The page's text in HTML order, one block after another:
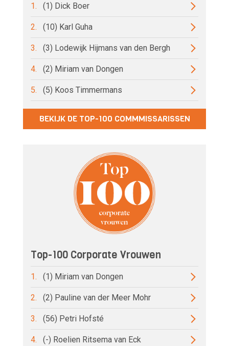
1. (1) Dick Boer
2. (10) Karl Guha
3. (3) Lodewijk Hijmans van den Bergh
4. (2) Miriam van Dongen
5. (5) Koos Timmermans
BEKIJK DE TOP-100 COMMMISSARISSEN
Top-100 Corporate Vrouwen
1. (1) Miriam van Dongen
2. (2) Pauline van der Meer Mohr
3. (56) Petri Hofsté
4. (-) Roelien Ritsema van Eck